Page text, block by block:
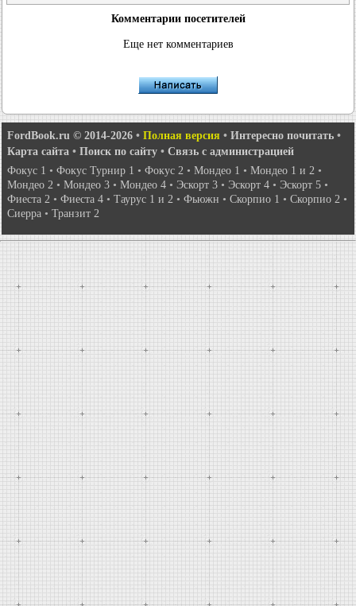
Комментарии посетителей
Еще нет комментариев
FordBook.ru © 2014-2026 • Полная версия • Интересно почитать •
Карта сайта • Поиск по сайту • Связь с администрацией
Фокус 1 • Фокус Турнир 1 • Фокус 2 • Мондео 1 • Мондео 1 и 2 •
Мондео 2 • Мондео 3 • Мондео 4 • Эскорт 3 • Эскорт 4 • Эскорт 5 •
Фиеста 2 • Фиеста 4 • Таурус 1 и 2 • Фьюжн • Скорпио 1 • Скорпио 2 •
Сиерра • Транзит 2